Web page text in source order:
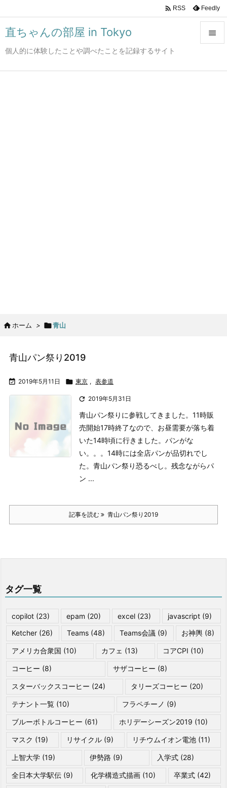
直ちゃんの部屋 in Tokyo
個人的に体験したことや調べたことを記録するサイト

 RSS Feedly
 ホーム > 青山
青山パン祭り2019
 2019年5月11日  東京 , 表参道
 2019年5月31日
青山パン祭りに参戦してきました。11時販
売開始17時終了なので、お昼需要が落ち着
いた14時頃に行きました。 パンがな
い。。。 14時には全店パンが品切れでし
た。青山パン祭り恐るべし。 残念ながらパ
ン ...
記事を読む 青山パン祭り2019
タグ一覧
copilot (23) epam (20) excel (23) javascript (9)
Ketcher (26) Teams (48) Teams会議 (9) お神輿(8)
アメリカ合衆国 (10) カフェ (13) コアCPI (10)
コーヒー (8) サザコーヒー (8)
スターバックスコーヒー (24) タリーズコーヒー (20)
テナント一覧 (10) フラペチーノ (9)
ブルーボトルコーヒー (61) ホリデーシーズン2019 (10)
マスク (19) リサイクル (9) リチウムイオン電池(11)
上智大学 (19) 伊勢路 (9) 入学式 (28)
全日本大学駅伝 (9) 化学構造式描画 (10) 卒業式(42)